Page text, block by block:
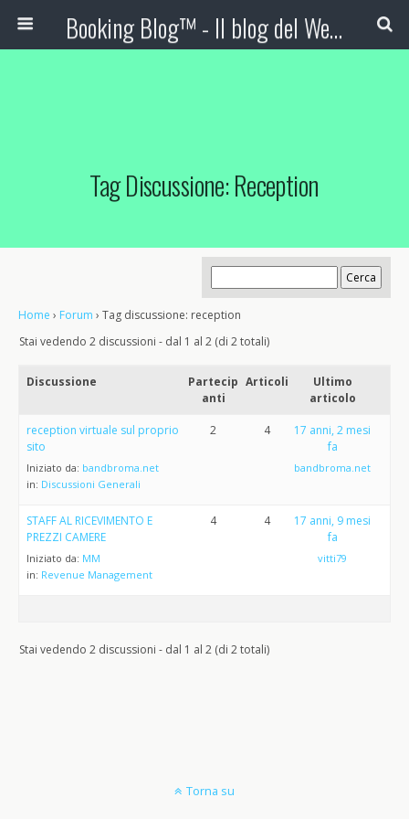
Booking Blog™ - Il blog del Web Marketing Turistico
Tag Discussione: Reception
Home › Forum › Tag discussione: reception
Stai vedendo 2 discussioni - dal 1 al 2 (di 2 totali)
Discussione
Partecip
anti
Articoli
Ultimo
articolo
reception virtuale sul proprio
sito
Iniziato da: bandbroma.net
in: Discussioni Generali
2 4
17 anni, 2 mesi
fa
bandbroma.net
STAFF AL RICEVIMENTO E
PREZZI CAMERE
Iniziato da: MM
in: Revenue Management
4 4
17 anni, 9 mesi
fa
vitti79
Stai vedendo 2 discussioni - dal 1 al 2 (di 2 totali)
Torna su